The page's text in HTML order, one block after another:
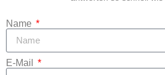
Name
E-Mail